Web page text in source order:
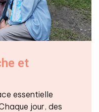
et
essentielle
jour, des